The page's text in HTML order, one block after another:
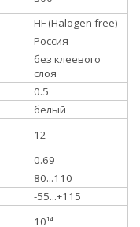
HF (Halogen free)
Россия
без клеевого
слоя
0.5
белый
12
0.69
80...110
-55...+115
10¹⁴